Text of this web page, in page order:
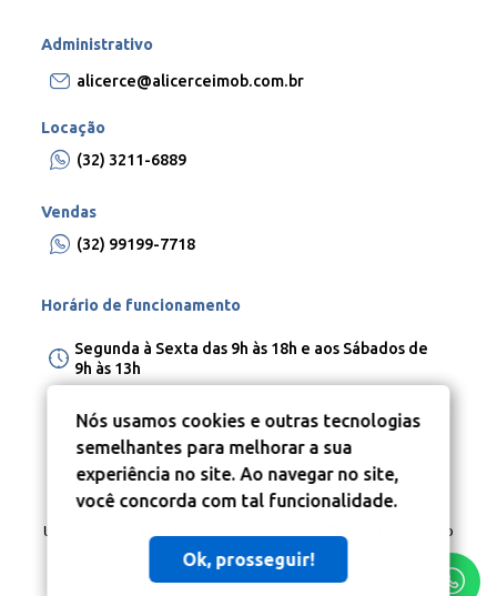
Administrativo
alicerce@alicerceimob.com.br
Locação
(32) 3211-6889
Vendas
(32) 99199-7718
Horário de funcionamento
Segunda à Sexta das 9h às 18h e aos Sábados de
9h às 13h
Um projeto Robustcrm.io
Nós usamos cookies e outras tecnologias
semelhantes para melhorar a sua
experiência no site. Ao navegar no site,
você concorda com tal funcionalidade.
Ok, prosseguir!